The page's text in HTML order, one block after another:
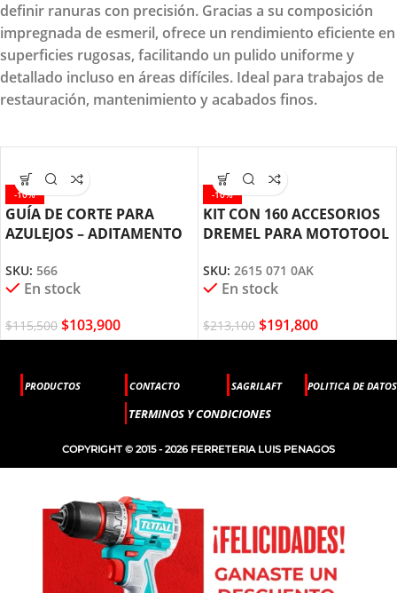
definir ranuras con precisión. Gracias a su composición
impregnada de esmeril, ofrece un rendimiento eficiente en
superficies rugosas, facilitando un pulido uniforme y
detallado incluso en áreas difíciles. Ideal para trabajos de
restauración, mantenimiento y acabados finos.
-10%
GUÍA DE CORTE PARA
AZULEJOS – ADITAMENTO
SKU: 566
En stock
$115,500 $103,900
-10%
KIT CON 160 ACCESORIOS
DREMEL PARA MOTOTOOL
SKU: 2615 071 0AK
En stock
$213,100 $191,800
PRODUCTOS CONTACTO SAGRILAFT POLITICA DE DATOS
TERMINOS Y CONDICIONES
COPYRIGHT © 2015 - 2026 FERRETERIA LUIS PENAGOS